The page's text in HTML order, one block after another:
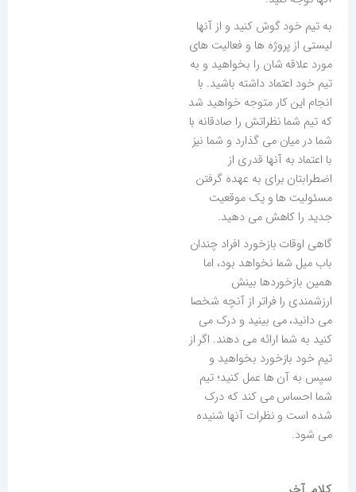
به تیم خود گوش کنید و از آنها
لیستی از پروژه ها و فعالیت های
مورد علاقه شان را بخواهید و به
تیم خود اعتماد داشته باشید. با
انجام این کار متوجه خواهید شد
که تیم شما نظراتش را صادقانه با
شما در میان می گذارد و شما نیز
با اعتماد به آنها قدری از
اضطرابتان برای به عهده گرفتن
مسئولیت ها و یک موقعیت
جدید را کاهش می دهید.
گاهی اوقات بازخورد افراد چندان
باب میل شما نخواهد بود، اما
همین بازخوردها بینش
ارزشمندی را فراتر از آنچه شخصا
می دانید، می بینید و درک می
کنید به شما ارائه می دهند. اگر از
تیم خود بازخورد بخواهید و
سپس به آن ها عمل کنید؛ تیم
شما احساس می کند که درک
شده است و نظرات آنها شنیده
می شود.